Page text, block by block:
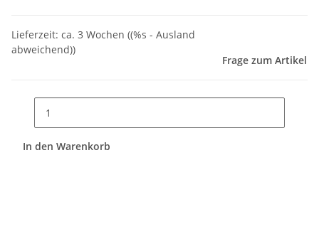
Lieferzeit: ca. 3 Wochen ((%s - Ausland
abweichend))
Frage zum Artikel
In den Warenkorb